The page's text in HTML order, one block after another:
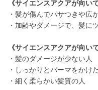
《サイエンスアクアが向い
・髪が傷んでパサつきや広
・加齢やダメージで、髪に
《サイエンスアクアが向い
・髪のダメージが少ない人
・しっかりとパーマをかけ
・細く柔らかい髪質の人